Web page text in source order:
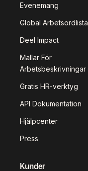
Evenemang
Global Arbetsordlista
Deel Impact
Mallar För
Arbetsbeskrivningar
Gratis HR-verktyg
API Dokumentation
Hjälpcenter
Press
Kunder